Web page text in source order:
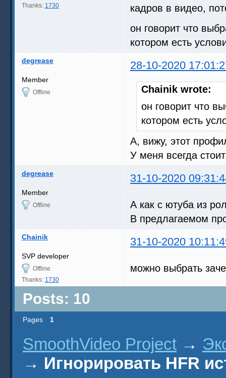
Thanks: 1730
кадров в видео,
он говорит что
котором есть
degrease 28-10-2020
Member
Offline
Chainik wrote:
он говорит что
котором есть
А, вижу, этот
У меня всегда
degrease 31-10-2020
Member
Offline
А как с ютуба из
В предлагаемом
Chainik 31-10-2020
SVP developer
Offline
Thanks: 1730
можно выбрать
Posts: 10
Pages 1
SmoothVideo Project →
→ Игнорировать HFR